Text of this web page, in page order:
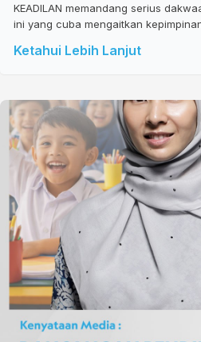
KEADILAN memandang serius
ini yang cuba mengaitkan
Ketahui Lebih Lanjut